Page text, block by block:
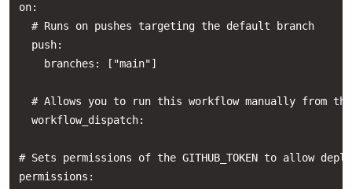
on:
  # Runs on pushes targeting the default branch
  push:
    branches: ["main"]
# Allows you to run this workflow manually from
  workflow_dispatch:
# Sets permissions of the GITHUB_TOKEN to allow
permissions: